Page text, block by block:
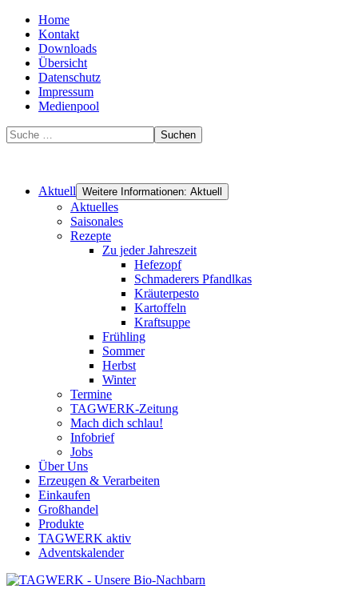
Home
Kontakt
Downloads
Übersicht
Datenschutz
Impressum
Medienpool
Suchen
Aktuell Weitere Informationen: Aktuell
Aktuelles
Saisonales
Rezepte
Zu jeder Jahreszeit
Hefezopf
Schmaderers Pfandlkas
Kräuterpesto
Kartoffeln
Kraftsuppe
Frühling
Sommer
Herbst
Winter
Termine
TAGWERK-Zeitung
Mach dich schlau!
Infobrief
Jobs
Über Uns
Erzeugen & Verarbeiten
Einkaufen
Großhandel
Produkte
TAGWERK aktiv
Adventskalender